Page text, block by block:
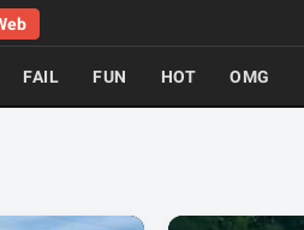
FAIL FUN HOT OMG